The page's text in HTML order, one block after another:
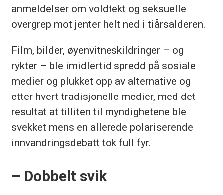
anmeldelser om voldtekt og seksuelle
overgrep mot jenter helt ned i tiårsalderen.
Film, bilder, øyenvitneskildringer – og
rykter – ble imidlertid spredd på sosiale
medier og plukket opp av alternative og
etter hvert tradisjonelle medier, med det
resultat at tilliten til myndighetene ble
svekket mens en allerede polariserende
innvandringsdebatt tok full fyr.
– Dobbelt svik